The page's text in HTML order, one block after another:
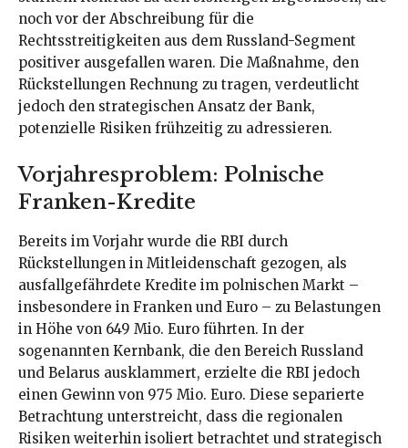
noch vor der Abschreibung für die
Rechtsstreitigkeiten aus dem Russland-Segment
positiver ausgefallen waren. Die Maßnahme, den
Rückstellungen Rechnung zu tragen, verdeutlicht
jedoch den strategischen Ansatz der Bank,
potenzielle Risiken frühzeitig zu adressieren.
Vorjahresproblem: Polnische
Franken-Kredite
Bereits im Vorjahr wurde die RBI durch
Rückstellungen in Mitleidenschaft gezogen, als
ausfallgefährdete Kredite im polnischen Markt –
insbesondere in Franken und Euro – zu Belastungen
in Höhe von 649 Mio. Euro führten. In der
sogenannten Kernbank, die den Bereich Russland
und Belarus ausklammert, erzielte die RBI jedoch
einen Gewinn von 975 Mio. Euro. Diese separierte
Betrachtung unterstreicht, dass die regionalen
Risiken weiterhin isoliert betrachtet und strategisch